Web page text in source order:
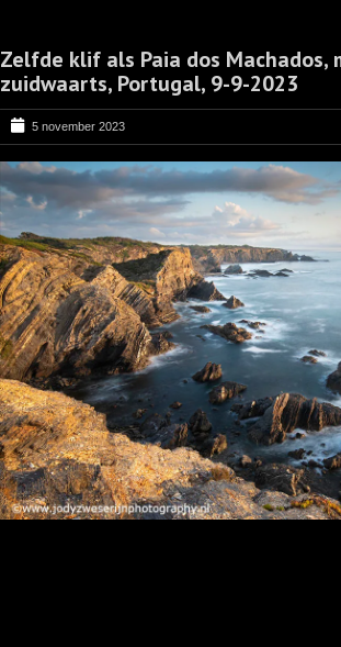
Zelfde klif als Paia dos Machados,
zuidwaarts, Portugal, 9-9-2023
5 november 2023